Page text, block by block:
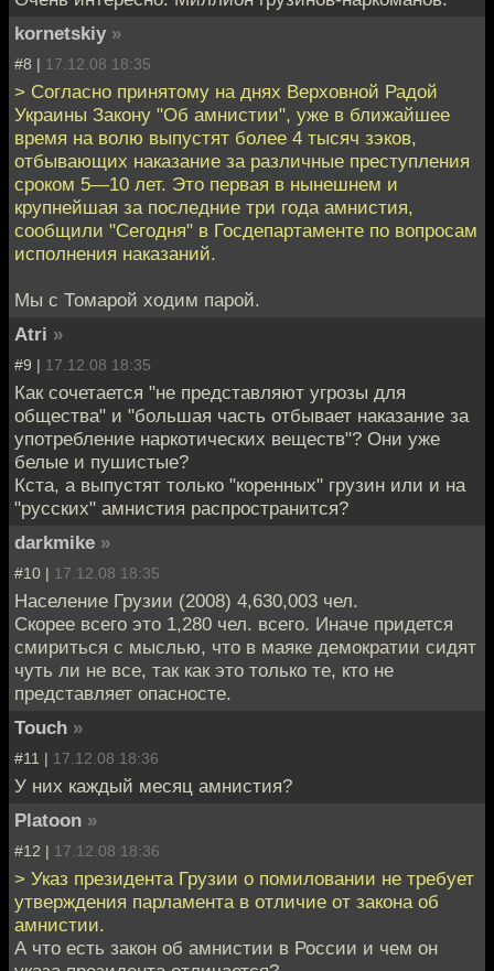
kornetskiy »
#8 | 17.12.08 18:35
> Согласно принятому на днях Верховной Радой
Украины Закону "Об амнистии", уже в ближайшее
время на волю выпустят более 4 тысяч зэков,
отбывающих наказание за различные преступления
сроком 5—10 лет. Это первая в нынешнем и
крупнейшая за последние три года амнистия,
сообщили "Сегодня" в Госдепартаменте по вопросам
исполнения наказаний.
Мы с Томарой ходим парой.
Atri »
#9 | 17.12.08 18:35
Как сочетается "не представляют угрозы для
общества" и "большая часть отбывает наказание за
употребление наркотических веществ"? Они уже
белые и пушистые?
Кста, а выпустят только "коренных" грузин или и на
"русских" амнистия распространится?
darkmike »
#10 | 17.12.08 18:35
Население Грузии (2008) 4,630,003 чел.
Скорее всего это 1,280 чел. всего. Иначе придется
смириться с мыслью, что в маяке демократии сидят
чуть ли не все, так как это только те, кто не
представляет опасносте.
Touch »
#11 | 17.12.08 18:36
У них каждый месяц амнистия?
Platoon »
#12 | 17.12.08 18:36
> Указ президента Грузии о помиловании не требует
утверждения парламента в отличие от закона об
амнистии.
А что есть закон об амнистии в России и чем он